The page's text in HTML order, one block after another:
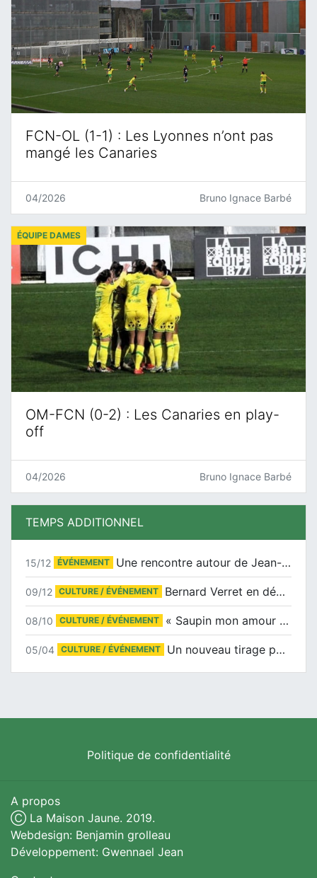
FCN-OL (1-1) : Les Lyonnes n’ont pas
mangé les Canaries
04/2026 Bruno Ignace Barbé
OM-FCN (0-2) : Les Canaries en play-
off
ÉQUIPE DAMES
04/2026 Bruno Ignace Barbé
TEMPS ADDITIONNEL
15/12 ÉVÉNEMENT Une rencontre autour de Jean-Claude Suaudeau
09/12 CULTURE / ÉVÉNEMENT Bernard Verret en dédicaces le samedi 13 décembre à l’Espace Culturel Atlantis
08/10 CULTURE / ÉVÉNEMENT « Saupin mon amour » au salon du livre de Trentemoult
05/04 CULTURE / ÉVÉNEMENT Un nouveau tirage pour le Docu-BD
Politique de confidentialité
A propos
Ⓒ La Maison Jaune. 2019.
Webdesign: Benjamin grolleau
Développement: Gwennael Jean